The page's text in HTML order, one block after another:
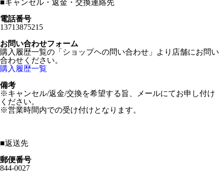
■キャンセル・返金・交換連絡先
電話番号
13713875215
お問い合わせフォーム
購入履歴一覧の「ショップヘの問い合わせ」より店舗にお問い
合わせください。
購入履歴一覧
備考
※キャンセル/返金/交換を希望する旨、メールにてお申し付け
ください。
※営業時間内での受け付けとなります。
■返送先
郵便番号
844-0027